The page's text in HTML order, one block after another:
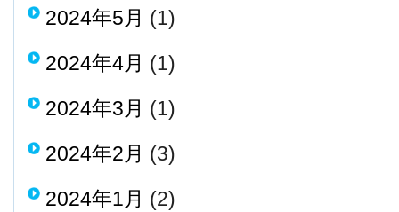
2024年5月 (1)
2024年4月 (1)
2024年3月 (1)
2024年2月 (3)
2024年1月 (2)